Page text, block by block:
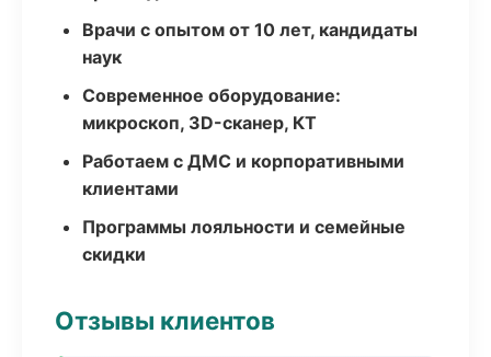
Врачи с опытом от 10 лет, кандидаты
наук
Современное оборудование:
микроскоп, 3D-сканер, КТ
Работаем с ДМС и корпоративными
клиентами
Программы лояльности и семейные
скидки
Отзывы клиентов